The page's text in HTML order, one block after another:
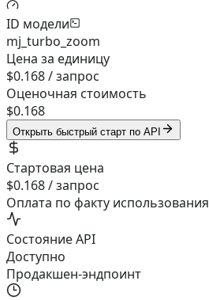
ID модели
mj_turbo_zoom
Цена за единицу
$0.168 / запрос
Оценочная стоимость
$0.168
Открыть быстрый старт по API
Стартовая цена
$0.168 / запрос
Оплата по факту использования
Состояние API
Доступно
Продакшен-эндпоинт